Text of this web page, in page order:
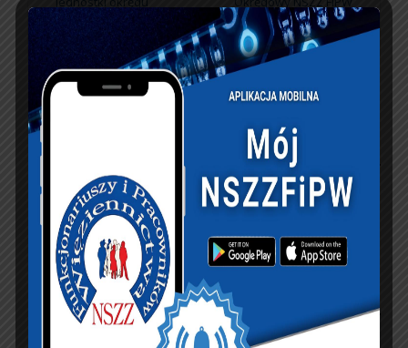
Łódzkiego
w Koszalinie
Zobacz księgę
dopisz do księgi
NASZ FACEBOOK